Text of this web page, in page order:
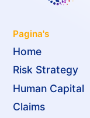
Pagina's
Home
Risk Strategy
Human Capital
Claims